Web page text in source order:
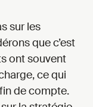
sur les
que c’est
ont souvent
ce qui
de compte.